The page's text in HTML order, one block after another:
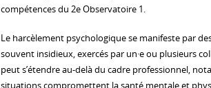
compétences du 2e Observatoire 1.
Le harcèlement psychologique se manifeste par
souvent insidieux, exercés par un·e ou plusieurs
peut s’étendre au-delà du cadre professionnel,
situations compromettent la santé mentale et